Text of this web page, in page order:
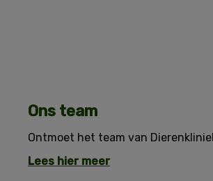
Ons team
Ontmoet het team van
Lees hier meer